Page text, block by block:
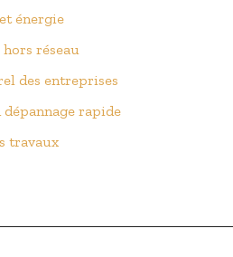
énergie
réseau
des entreprises
dépannage rapide
travaux